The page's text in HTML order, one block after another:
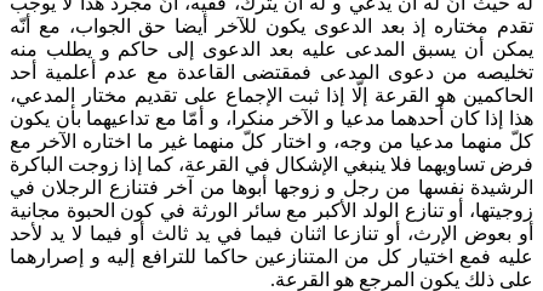
تقدم مختاره إذ بعد الدعوى يكون للآخر أيضا حق الجواب، مع أنّه
يمكن أن يسبق المدعى عليه بعد الدعوى إلى حاكم و يطلب منه
تخليصه من دعوى المدعى فمقتضى القاعدة مع عدم أعلمية أحد
الحاكمين هو القرعة إلّا إذا ثبت الإجماع على تقديم مختار المدعي،
هذا إذا كان أحدهما مدعيا و الآخر منكرا، و أمّا مع تداعيهما بأن يكون
كلّ منهما مدعيا من وجه، و اختار كلّ منهما غير ما اختاره الآخر مع
فرض تساويهما فلا ينبغي الإشكال في القرعة، كما إذا زوجت الباكرة
الرشيدة نفسها من رجل و زوجها أبوها من آخر فتنازع الرجلان في
زوجيتها، أو تنازع الولد الأكبر مع سائر الورثة في كون الحبوة مجانية
أو بعوض الإرث، أو تنازعا اثنان فيما في يد ثالث أو فيما لا يد لأحد
عليه فمع اختيار كل من المتنازعين حاكما للترافع إليه و إصرارهما
على ذلك يكون المرجع هو القرعة.